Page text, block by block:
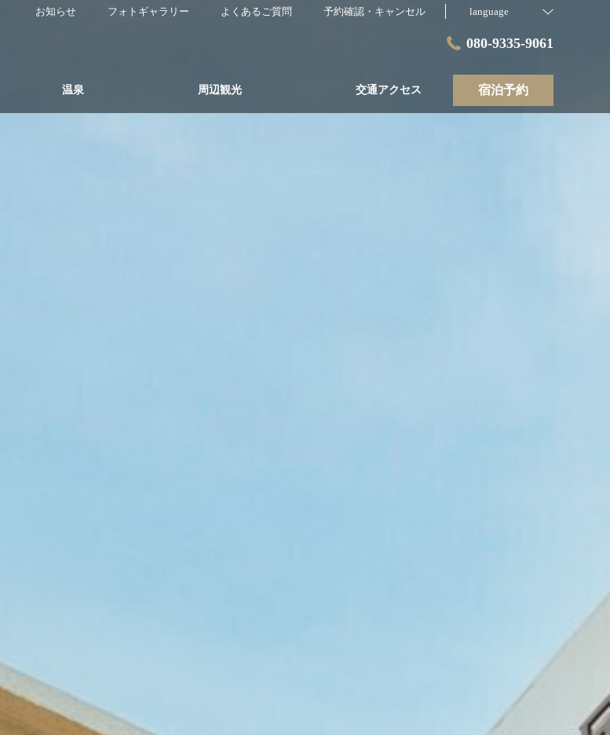
お知らせ フォトギャラリー よくあるご質問 予約確認・キャンセル language
080-9335-9061
温泉 周辺観光 交通アクセス 宿泊予約